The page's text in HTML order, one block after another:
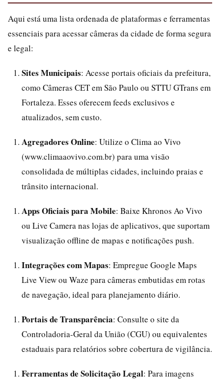
Aqui está uma lista ordenada de plataformas e ferramentas
essenciais para acessar câmeras da cidade de forma segura
e legal:
Sites Municipais: Acesse portais oficiais da prefeitura,
como Câmeras CET em São Paulo ou STTU GTrans em
Fortaleza. Esses oferecem feeds exclusivos e
atualizados, sem custo.
Agregadores Online: Utilize o Clima ao Vivo
(www.climaaovivo.com.br) para uma visão
consolidada de múltiplas cidades, incluindo praias e
trânsito internacional.
Apps Oficiais para Mobile: Baixe Khronos Ao Vivo
ou Live Camera nas lojas de aplicativos, que suportam
visualização offline de mapas e notificações push.
Integrações com Mapas: Empregue Google Maps
Live View ou Waze para câmeras embutidas em rotas
de navegação, ideal para planejamento diário.
Portais de Transparência: Consulte o site da
Controladoria-Geral da União (CGU) ou equivalentes
estaduais para relatórios sobre cobertura de vigilância.
Ferramentas de Solicitação Legal: Para imagens